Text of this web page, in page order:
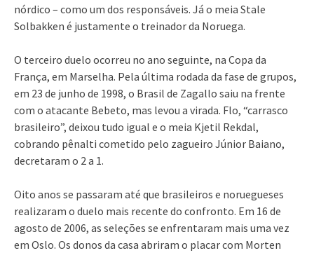
nórdico – como um dos responsáveis. Já o meia Stale
Solbakken é justamente o treinador da Noruega.
O terceiro duelo ocorreu no ano seguinte, na Copa da
França, em Marselha. Pela última rodada da fase de grupos,
em 23 de junho de 1998, o Brasil de Zagallo saiu na frente
com o atacante Bebeto, mas levou a virada. Flo, “carrasco
brasileiro”, deixou tudo igual e o meia Kjetil Rekdal,
cobrando pênalti cometido pelo zagueiro Júnior Baiano,
decretaram o 2 a 1.
Oito anos se passaram até que brasileiros e noruegueses
realizaram o duelo mais recente do confronto. Em 16 de
agosto de 2006, as seleções se enfrentaram mais uma vez
em Oslo. Os donos da casa abriram o placar com Morten